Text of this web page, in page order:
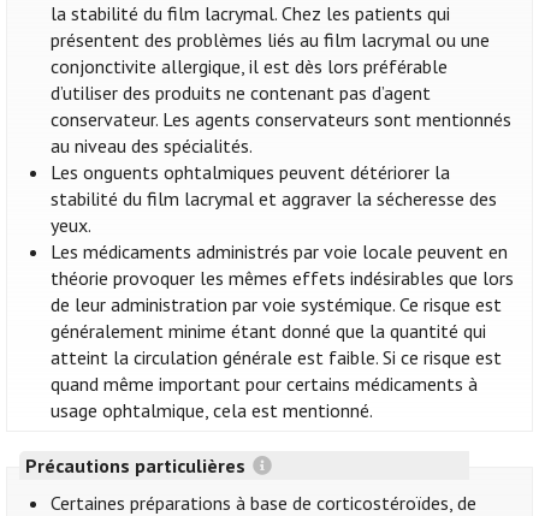
la stabilité du film lacrymal. Chez les patients qui
présentent des problèmes liés au film lacrymal ou une
conjonctivite allergique, il est dès lors préférable
d’utiliser des produits ne contenant pas d’agent
conservateur. Les agents conservateurs sont mentionnés
au niveau des spécialités.
Les onguents ophtalmiques peuvent détériorer la
stabilité du film lacrymal et aggraver la sécheresse des
yeux.
Les médicaments administrés par voie locale peuvent en
théorie provoquer les mêmes effets indésirables que lors
de leur administration par voie systémique. Ce risque est
généralement minime étant donné que la quantité qui
atteint la circulation générale est faible. Si ce risque est
quand même important pour certains médicaments à
usage ophtalmique, cela est mentionné.
Précautions particulières
Certaines préparations à base de corticostéroïdes, de